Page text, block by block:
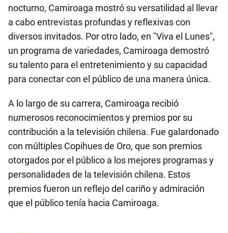
nocturno, Camiroaga mostró su versatilidad al llevar
a cabo entrevistas profundas y reflexivas con
diversos invitados. Por otro lado, en "Viva el Lunes",
un programa de variedades, Camiroaga demostró
su talento para el entretenimiento y su capacidad
para conectar con el público de una manera única.
A lo largo de su carrera, Camiroaga recibió
numerosos reconocimientos y premios por su
contribución a la televisión chilena. Fue galardonado
con múltiples Copihues de Oro, que son premios
otorgados por el público a los mejores programas y
personalidades de la televisión chilena. Estos
premios fueron un reflejo del cariño y admiración
que el público tenía hacia Camiroaga.